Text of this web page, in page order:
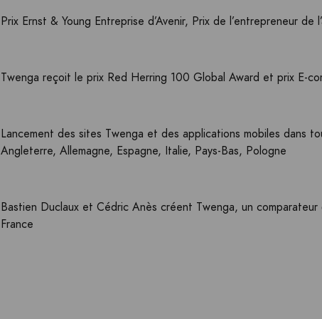
Prix Ernst & Young Entreprise d’Avenir, Prix de l’entrepreneur de
Twenga reçoit le prix Red Herring 100 Global Award et prix E-
Lancement des sites Twenga et des applications mobiles dans
Angleterre, Allemagne, Espagne, Italie, Pays-Bas, Pologne
Bastien Duclaux et Cédric Anès créent Twenga, un
France